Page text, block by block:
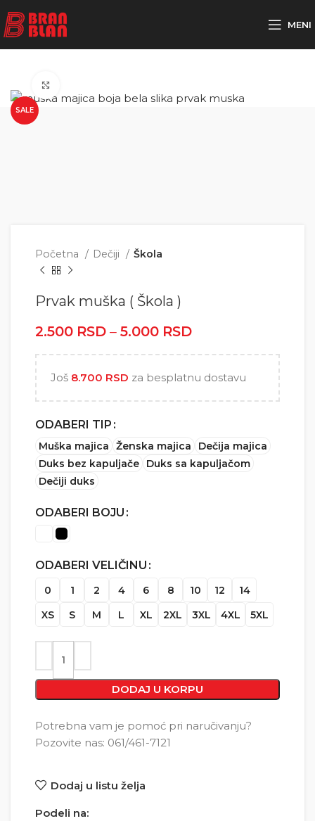
MENI
SALE
Početna Dečiji Škola
Prvak muška ( Škola )
2.500 RSD – 5.000 RSD
Još 8.700 RSD za besplatnu dostavu
ODABERI TIP
Muška majica Ženska majica
Dečija majica
Duks bez kapuljače
Duks sa kapuljačom
Dečiji duks
ODABERI BOJU
ODABERI VELIČINU
0 1 2 4 6 8 10 12
14
XS
S M L XL 2XL 3XL 4XL 5XL
DODAJ U KORPU
Potrebna vam je pomoć pri naručivanju?
Pozovite nas: 061/461-7121
Dodaj u listu želja
Podeli na: